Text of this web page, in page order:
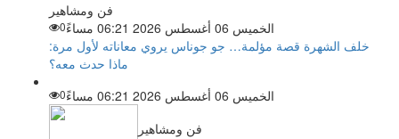
فن ومشاهير
الخميس 06 أغسطس 2026 06:21 مساءً
0
خلف الشهرة قصة مؤلمة… جو جوناس يروي معاناته لأول مرة:
ماذا حدث معه؟
الخميس 06 أغسطس 2026 06:21 مساءً
0
فن ومشاهير